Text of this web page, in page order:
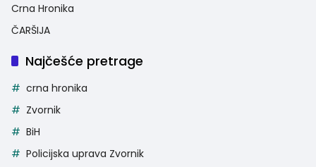
Crna Hronika
ČARŠIJA
Najčešće pretrage
crna hronika
Zvornik
BiH
Policijska uprava Zvornik